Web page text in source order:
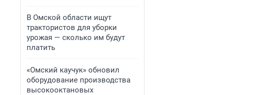
В Омской области ищут
трактористов для уборки
урожая — сколько им будут
платить
«Омский каучук» обновил
оборудование производства
высокооктановых